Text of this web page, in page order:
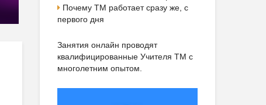
Почему ТМ работает сразу же, с
первого дня
Занятия онлайн проводят
квалифицированные Учителя ТМ с
многолетним опытом.